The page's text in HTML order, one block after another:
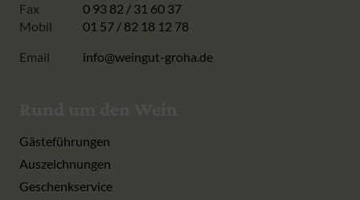
Fax
0 93 82 / 31 60 37
Mobil
01 57 / 82 18 12 78
Email
info@weingut-groha.de
Gästeführungen
Auszeichnungen
Geschenkservice